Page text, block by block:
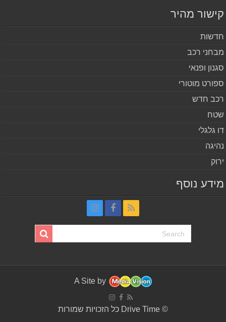
מהיר
רכב
ופנאי
מוטורי
חדש
גלגלי
נוסף
A Site by